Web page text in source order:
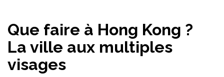
Que faire à Hong Kong ?
La ville aux multiples
visages